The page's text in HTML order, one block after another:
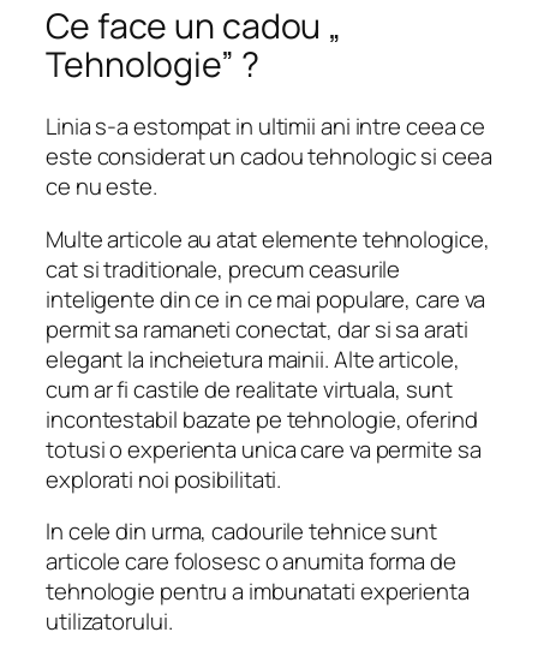
Ce face un cadou „
Tehnologie” ?
Linia s-a estompat in ultimii ani intre ceea ce
este considerat un cadou tehnologic si ceea
ce nu este.
Multe articole au atat elemente tehnologice,
cat si traditionale, precum ceasurile
inteligente din ce in ce mai populare, care va
permit sa ramaneti conectat, dar si sa arati
elegant la incheietura mainii. Alte articole,
cum ar fi castile de realitate virtuala, sunt
incontestabil bazate pe tehnologie, oferind
totusi o experienta unica care va permite sa
explorati noi posibilitati.
In cele din urma, cadourile tehnice sunt
articole care folosesc o anumita forma de
tehnologie pentru a imbunatati experienta
utilizatorului.